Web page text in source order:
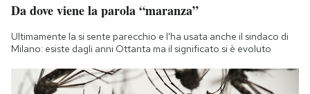
Da dove viene la parola “maranza”
Ultimamente la si sente parecchio e l'ha usata anche il sindaco di
Milano: esiste dagli anni Ottanta ma il significato si è evoluto